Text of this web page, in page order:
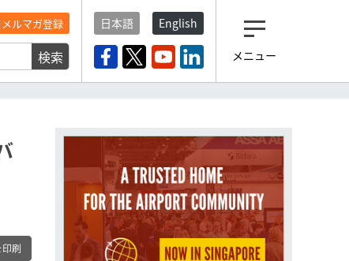
メルマガ登録
検索
日本語 English
メニュー
刷
観光産業ニュース「トラベ
登録済みですよね？
もし未だ登録していないなら…
いますぐ登録する